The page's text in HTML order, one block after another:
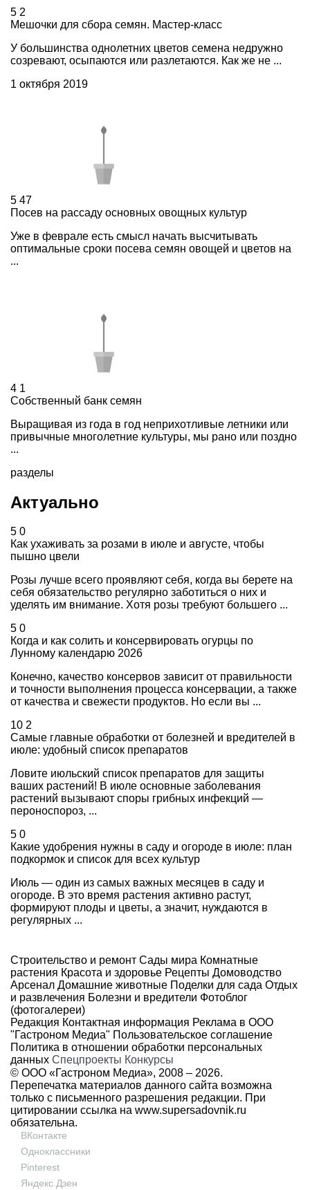
5 2
Мешочки для сбора семян. Мастер-класс
У большинства однолетних цветов семена недружно
созревают, осыпаются или разлетаются. Как же не ...
1 октября 2019
5 47
Посев на рассаду основных овощных культур
Уже в феврале есть смысл начать высчитывать
оптимальные сроки посева семян овощей и цветов на
...
4 1
Собственный банк семян
Выращивая из года в год неприхотливые летники или
привычные многолетние культуры, мы рано или поздно
...
разделы
Актуально
5 0
Как ухаживать за розами в июле и августе, чтобы
пышно цвели
Розы лучше всего проявляют себя, когда вы берете на
себя обязательство регулярно заботиться о них и
уделять им внимание. Хотя розы требуют большего ...
5 0
Когда и как солить и консервировать огурцы по
Лунному календарю 2026
Конечно, качество консервов зависит от правильности
и точности выполнения процесса консервации, а также
от качества и свежести продуктов. Но если вы ...
10 2
Самые главные обработки от болезней и вредителей в
июле: удобный список препаратов
Ловите июльский список препаратов для защиты
ваших растений! В июле основные заболевания
растений вызывают споры грибных инфекций —
пероноспороз, ...
5 0
Какие удобрения нужны в саду и огороде в июле: план
подкормок и список для всех культур
Июль — один из самых важных месяцев в саду и
огороде. В это время растения активно растут,
формируют плоды и цветы, а значит, нуждаются в
регулярных ...
Строительство и ремонт Сады мира Комнатные
растения Красота и здоровье Рецепты Домоводство
Арсенал Домашние животные Поделки для сада Отдых
и развлечения Болезни и вредители Фотоблог
(фотогалереи)
Редакция Контактная информация Реклама в ООО
"Гастроном Медиа" Пользовательское соглашение
Политика в отношении обработки персональных
данных Спецпроекты Конкурсы
© ООО «Гастроном Медиа», 2008 – 2026.
Перепечатка материалов данного сайта возможна
только с письменного разрешения редакции. При
цитировании ссылка на www.supersadovnik.ru
обязательна.
ВКонтакте
Одноклассники
Pinterest
Яндекс Дзен